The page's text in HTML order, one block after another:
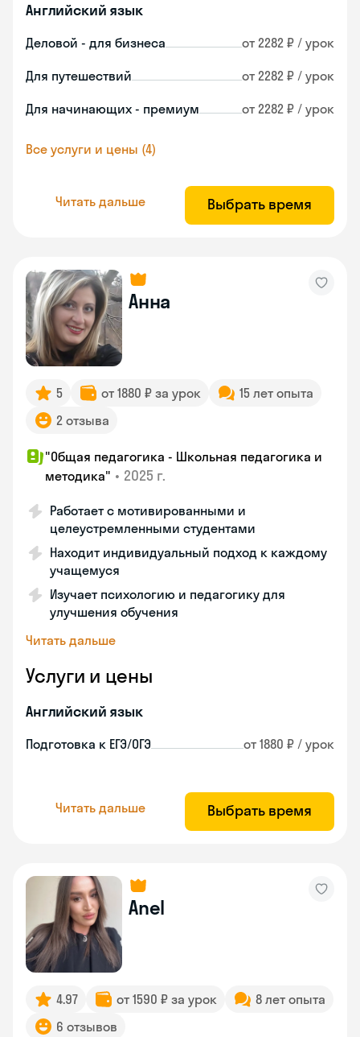
Английский язык
Деловой - для бизнеса от 2282 ₽ / урок
Для путешествий от 2282 ₽ / урок
Для начинающих - премиум от 2282 ₽ / урок
Все услуги и цены (4)
Читать дальше Выбрать время
Анна
5 от 1880 ₽ за урок
15 лет опыта
2 отзыва
"Общая педагогика - Школьная педагогика и
методика" • 2025 г.
Работает с мотивированными и
целеустремленными студентами
Находит индивидуальный подход к каждому
учащемуся
Изучает психологию и педагогику для
улучшения обучения
Читать дальше
Услуги и цены
Английский язык
Подготовка к ЕГЭ/ОГЭ от 1880 ₽ / урок
Читать дальше Выбрать время
Anel
4.97 от 1590 ₽ за урок
8 лет опыта
6 отзывов